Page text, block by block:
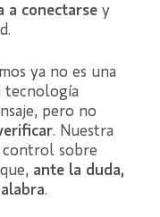
a conectarse y
ya no es una
tecnología
pero no
. Nuestra
control sobre
ante la duda,
.